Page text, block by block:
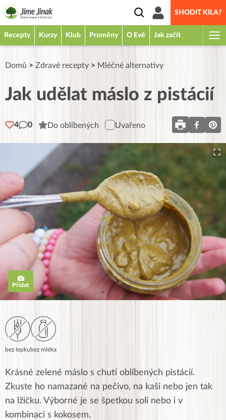
SHODIT KILA?
Recepty Kurzy Klub Proměny O Evě Jak začít
Domů > Zdravé recepty > Mléčné alternativy
Jak udělat máslo z pistácií
4 0 Do oblíbených Uvařeno
Přidat
bez lepkubez mléka
Krásné zelené máslo s chutí oblíbených pistácií.
Zkuste ho namazané na pečivo, na kaši nebo jen tak
na lžičku. Výborné je se špetkou soli nebo i v
kombinaci s kokosem.